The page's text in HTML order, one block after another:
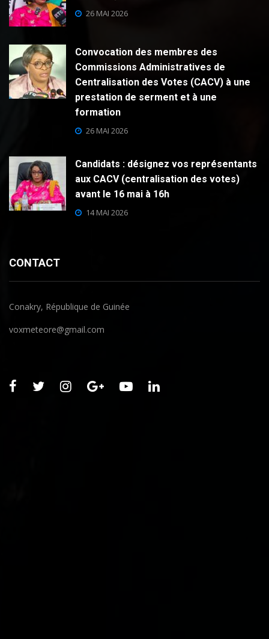
26 MAI 2026
Convocation des membres des
Commissions Administratives de
Centralisation des Votes (CACV) à une
prestation de serment et à une
formation
26 MAI 2026
Candidats : désignez vos représentants
aux CACV (centralisation des votes)
avant le 16 mai à 16h
14 MAI 2026
CONTACT
Conakry, République de Guinée
voxmeteore@gmail.com